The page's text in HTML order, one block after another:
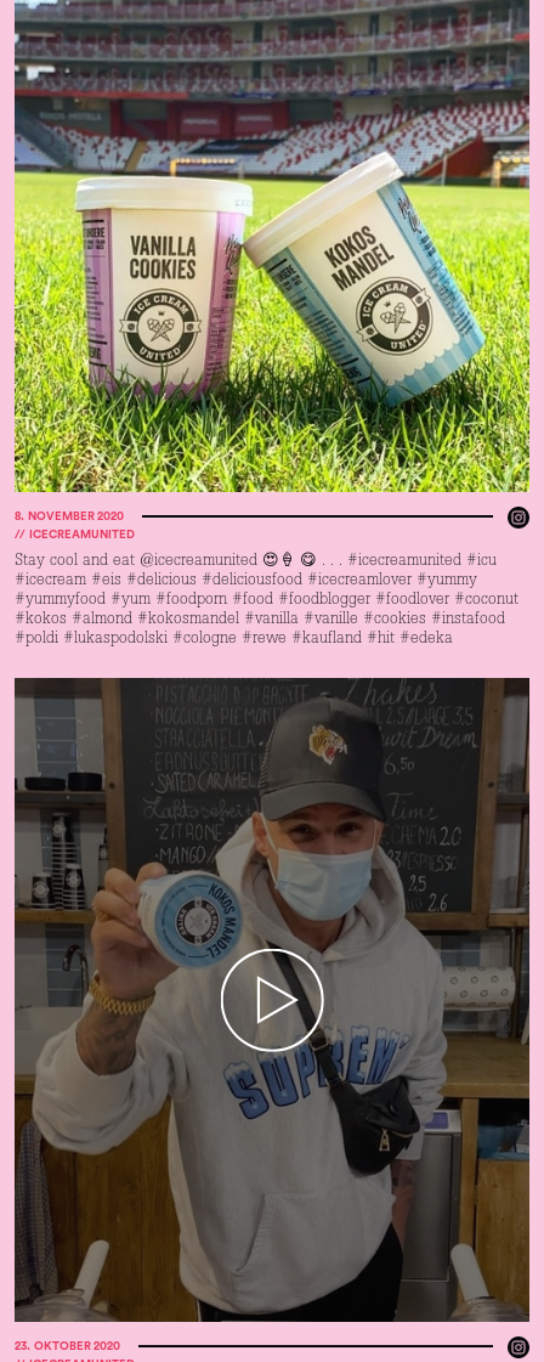
8. NOVEMBER 2020
// ICECREAMUNITED
Stay cool and eat @icecreamunited 😍🍦 😋 . . . #icecreamunited #icu
#icecream #eis #delicious #deliciousfood #icecreamlover #yummy
#yummyfood #yum #foodporn #food #foodblogger #foodlover #coconut
#kokos #almond #kokosmandel #vanilla #vanille #cookies #instafood
#poldi #lukaspodolski #cologne #rewe #kaufland #hit #edeka
23. OKTOBER 2020